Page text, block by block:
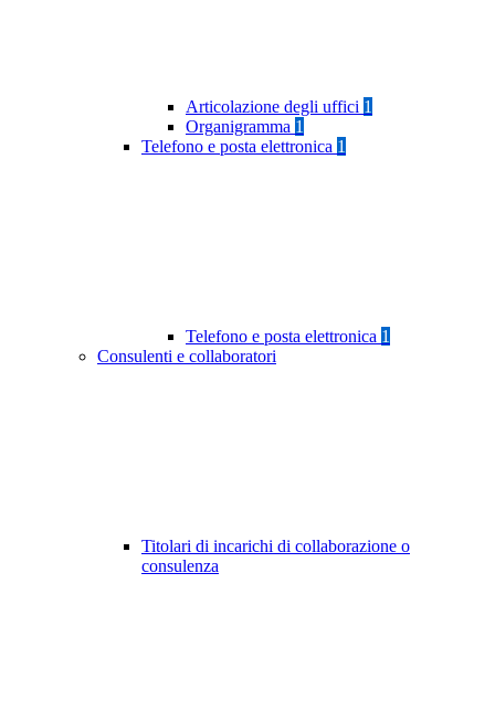
Articolazione degli uffici 1
Organigramma 1
Telefono e posta elettronica 1
Telefono e posta elettronica 1
Consulenti e collaboratori
Titolari di incarichi di collaborazione o
consulenza